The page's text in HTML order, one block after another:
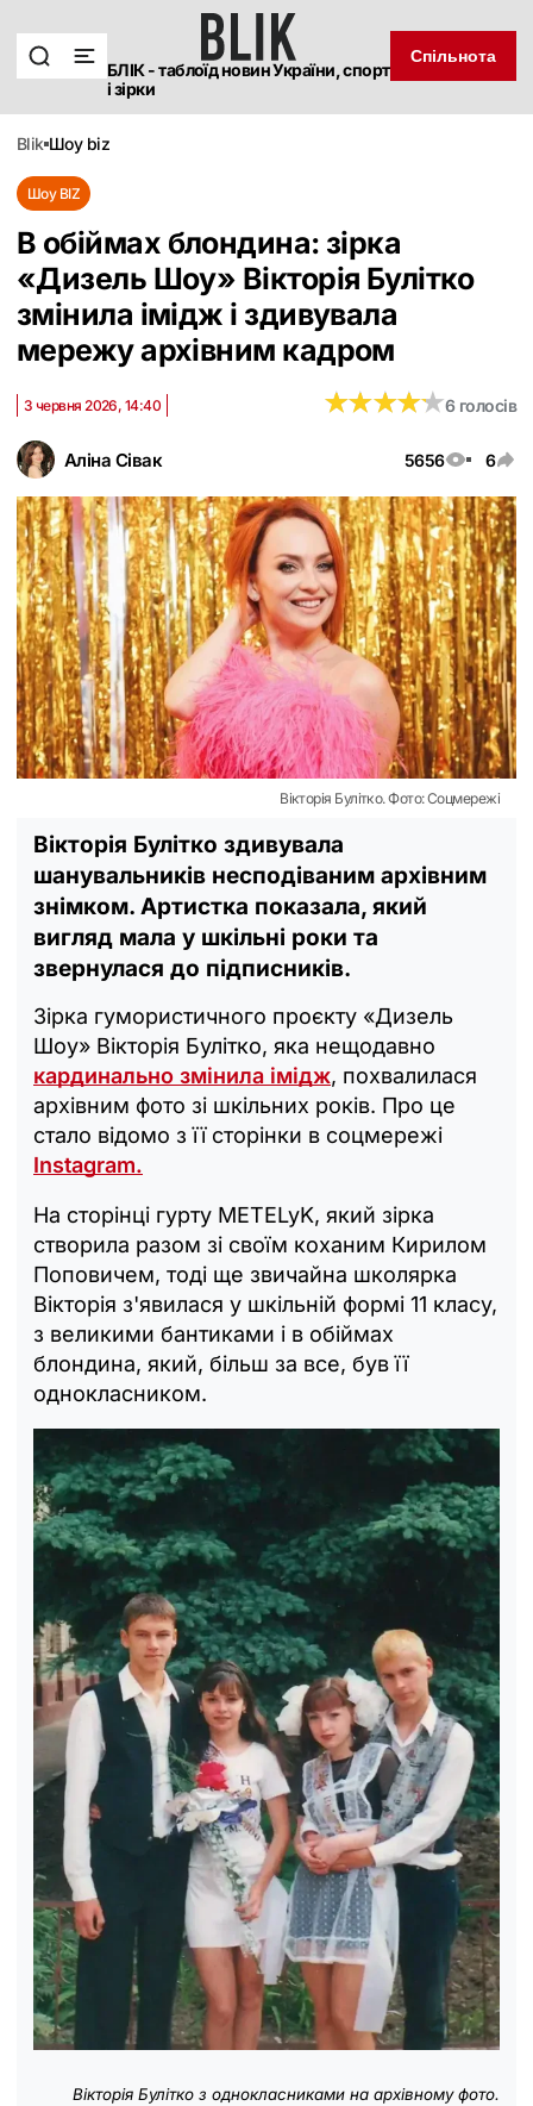
БЛІК - таблоїд новин України, спорт
і зірки
Спільнота
blik шоу biz
Шоу BIZ
В обіймах блондина: зірка
«Дизель Шоу» Вікторія Булітко
змінила імідж і здивувала
мережу архівним кадром
Аліна Сівак 5656 6
3 червня 2026, 14:40 ★★★★★
★★★★★6 голосів
Вікторія Булітко. Фото: Соцмережі
Вікторія Булітко здивувала
шанувальників несподіваним архівним
знімком. Артистка показала, який
вигляд мала у шкільні роки та
звернулася до підписників.
Зірка гумористичного проєкту «Дизель
Шоу» Вікторія Булітко, яка нещодавно
кардинально змінила імідж, похвалилася
архівним фото зі шкільних років. Про це
стало відомо з її сторінки в соцмережі
Instagram.
На сторінці гурту METELyK, який зірка
створила разом зі своїм коханим Кирилом
Поповичем, тоді ще звичайна школярка
Вікторія з'явилася у шкільній формі 11 класу,
з великими бантиками і в обіймах
блондина, який, більш за все, був її
однокласником.
Вікторія Булітко з однокласниками на архівному фото.